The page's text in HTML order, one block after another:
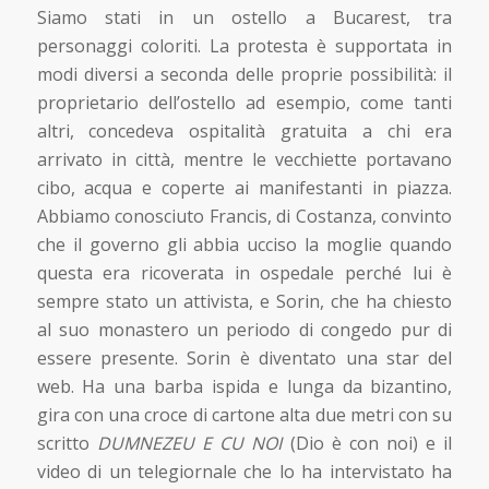
Siamo stati in un ostello a Bucarest, tra
personaggi coloriti. La protesta è supportata in
modi diversi a seconda delle proprie possibilità: il
proprietario dell’ostello ad esempio, come tanti
altri, concedeva ospitalità gratuita a chi era
arrivato in città, mentre le vecchiette portavano
cibo, acqua e coperte ai manifestanti in piazza.
Abbiamo conosciuto Francis, di Costanza, convinto
che il governo gli abbia ucciso la moglie quando
questa era ricoverata in ospedale perché lui è
sempre stato un attivista, e Sorin, che ha chiesto
al suo monastero un periodo di congedo pur di
essere presente. Sorin è diventato una star del
web. Ha una barba ispida e lunga da bizantino,
gira con una croce di cartone alta due metri con su
scritto DUMNEZEU E CU NOI(Dio è con noi) e il
video di un telegiornale che lo ha intervistato ha